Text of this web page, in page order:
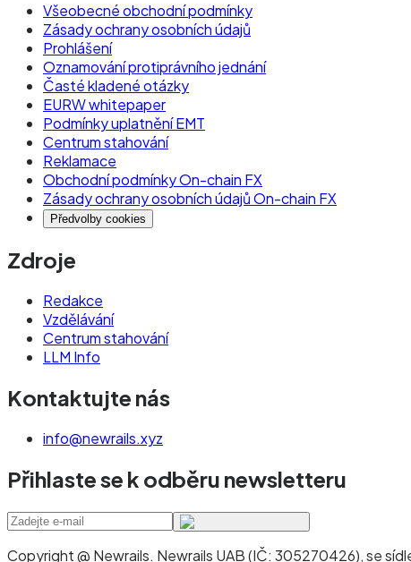
Všeobecné obchodní podmínky
Zásady ochrany osobních údajů
Prohlášení
Oznamování protiprávního jednání
Časté kladené otázky
EURW whitepaper
Podmínky uplatnění EMT
Centrum stahování
Reklamace
Obchodní podmínky On-chain FX
Zásady ochrany osobních údajů On-chain FX
Předvolby cookies
Zdroje
Redakce
Vzdělávání
Centrum stahování
LLM Info
Kontaktujte nás
info@newrails.xyz
Přihlaste se k odběru newsletteru
Copyright @ Newrails. Newrails UAB (IČ: 305270426), se